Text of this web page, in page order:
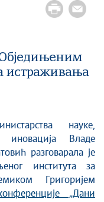
истраживања
науке,
иновација Владе
разговарала је
института за
Григоријем
„Дани